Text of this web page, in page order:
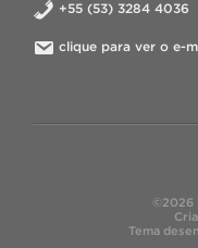
+55 (53) 3284 4036
clique para ver o e-
©2026
Tema